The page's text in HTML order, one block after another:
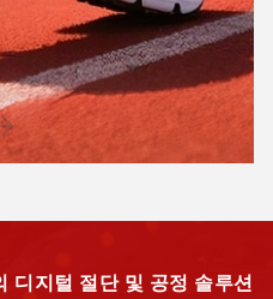
디지털 절단 및 공정 솔루션